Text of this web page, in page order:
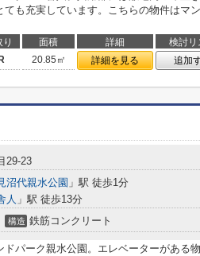
ても充実しています。こちらの物件はマ
り 面積 詳細
検討リ
20.85㎡ 詳細を見る 追加
29-23
沼代親水公園 」駅 徒歩1分
人 」駅 徒歩13分
構造 鉄筋コンクリート
ドパーク親水公園。エレベーターがある